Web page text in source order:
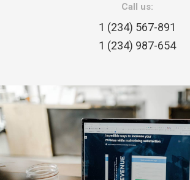
Call us:
1 (234) 567-891
1 (234) 987-654